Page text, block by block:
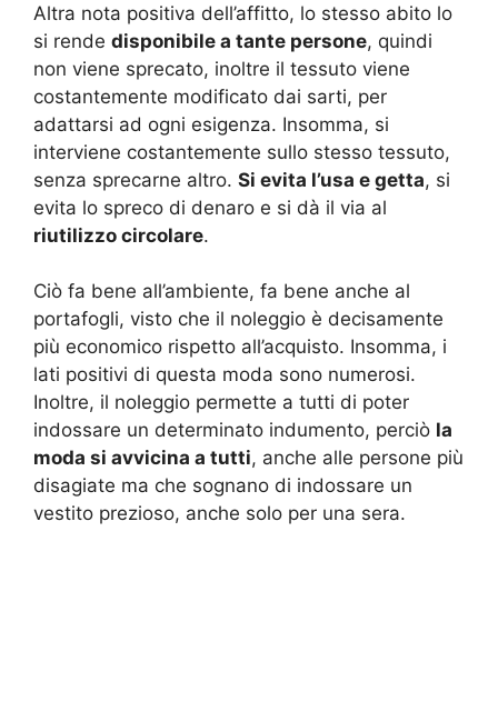
Altra nota positiva dell’affitto, lo stesso abito lo
si rende disponibile a tante persone, quindi
non viene sprecato, inoltre il tessuto viene
costantemente modificato dai sarti, per
adattarsi ad ogni esigenza. Insomma, si
interviene costantemente sullo stesso tessuto,
senza sprecarne altro. Si evita l’usa e getta, si
evita lo spreco di denaro e si dà il via al
riutilizzo circolare.
Ciò fa bene all’ambiente, fa bene anche al
portafogli, visto che il noleggio è decisamente
più economico rispetto all’acquisto. Insomma, i
lati positivi di questa moda sono numerosi.
Inoltre, il noleggio permette a tutti di poter
indossare un determinato indumento, perciò la
moda si avvicina a tutti, anche alle persone più
disagiate ma che sognano di indossare un
vestito prezioso, anche solo per una sera.